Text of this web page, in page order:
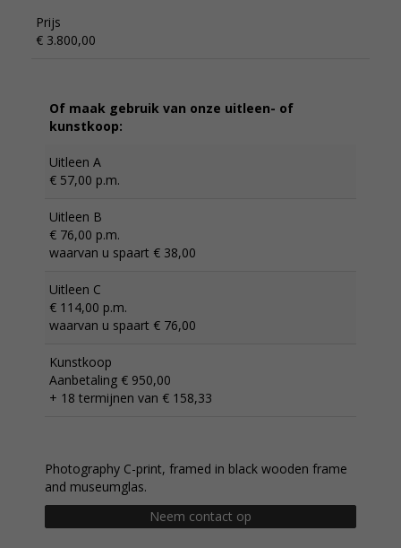
Prijs
€ 3.800,00
Of maak gebruik van onze uitleen- of
kunstkoop:
Uitleen A
€ 57,00 p.m.
Uitleen B
€ 76,00 p.m.
waarvan u spaart € 38,00
Uitleen C
€ 114,00 p.m.
waarvan u spaart € 76,00
Kunstkoop
Aanbetaling € 950,00
+ 18 termijnen van € 158,33
Photography C-print, framed in black wooden frame
and museumglas.
Neem contact op